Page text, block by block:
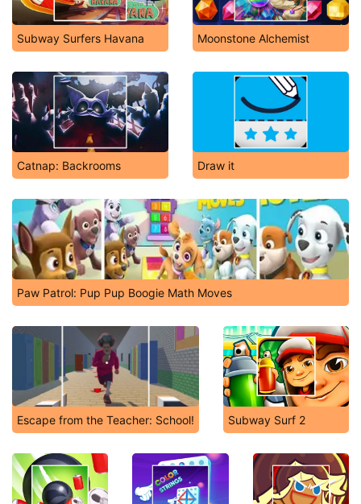
Subway Surfers Havana Moonstone Alchemist
Catnap: Backrooms Draw it
Paw Patrol: Pup Pup Boogie Math Moves
Escape from the Teacher: School! Subway Surf 2